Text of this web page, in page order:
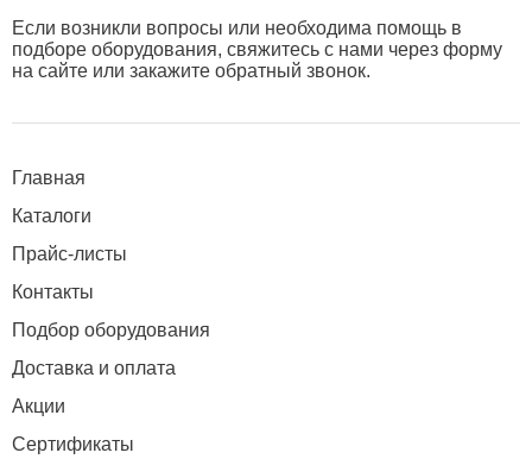
Если возникли вопросы или необходима помощь в
подборе оборудования, свяжитесь с нами через форму
на сайте или закажите обратный звонок.
Главная
Каталоги
Прайс-листы
Контакты
Подбор оборудования
Доставка и оплата
Акции
Сертификаты